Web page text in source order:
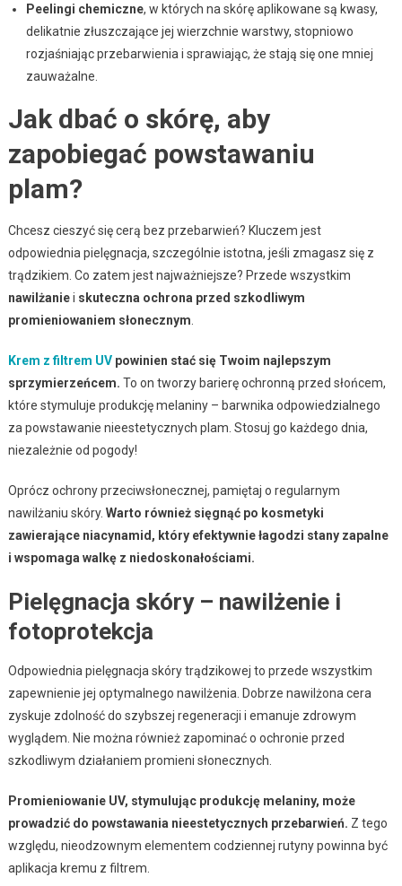
Peelingi chemiczne, w których na skórę aplikowane są kwasy,
delikatnie złuszczające jej wierzchnie warstwy, stopniowo
rozjaśniając przebarwienia i sprawiając, że stają się one mniej
zauważalne.
Jak dbać o skórę, aby
zapobiegać powstawaniu
plam?
Chcesz cieszyć się cerą bez przebarwień? Kluczem jest
odpowiednia pielęgnacja, szczególnie istotna, jeśli zmagasz się z
trądzikiem. Co zatem jest najważniejsze? Przede wszystkim
nawilżaniei skuteczna ochrona przed szkodliwym
promieniowaniem słonecznym
Krem z filtrem UVpowinien stać się Twoim najlepszym
sprzymierzeńcem. To on tworzy barierę ochronną przed słońcem,
które stymuluje produkcję melaniny – barwnika odpowiedzialnego
za powstawanie nieestetycznych plam. Stosuj go każdego dnia,
niezależnie od pogody!
Oprócz ochrony przeciwsłonecznej, pamiętaj o regularnym
nawilżaniu skóry. Warto również sięgnąć po kosmetyki
zawierające niacynamid, który efektywnie łagodzi stany zapalne
i wspomaga walkę z niedoskonałościami.
Pielęgnacja skóry – nawilżenie i
fotoprotekcja
Odpowiednia pielęgnacja skóry trądzikowej to przede wszystkim
zapewnienie jej optymalnego nawilżenia. Dobrze nawilżona cera
zyskuje zdolność do szybszej regeneracji i emanuje zdrowym
wyglądem. Nie można również zapominać o ochronie przed
szkodliwym działaniem promieni słonecznych.
Promieniowanie UV, stymulując produkcję melaniny, może
prowadzić do powstawania nieestetycznych przebarwień. Z tego
względu, nieodzownym elementem codziennej rutyny powinna być
aplikacja kremu z filtrem.